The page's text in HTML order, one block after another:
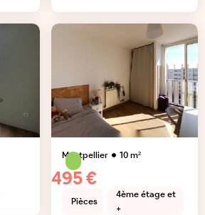
Montpellier 10m²
495 €
Pièces
4ème étage et
+